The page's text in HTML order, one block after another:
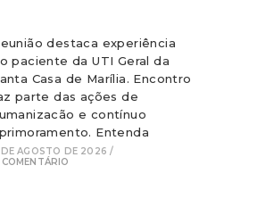
destaca experiência
paciente da UTI Geral da
Casa de Marília. Encontro
parte das ações de
e contínuo
Entenda
AGOSTO DE 2026 /